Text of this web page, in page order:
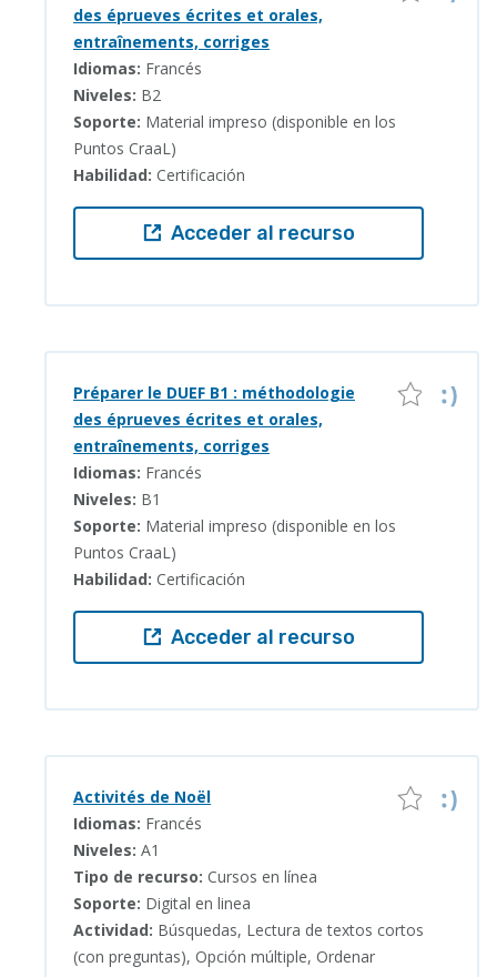
des éprueves écrites et orales,
entraînements, corriges
Idiomas: Francés
Niveles: B2
Soporte: Material impreso (disponible en los
Puntos CraaL)
Habilidad: Certificación
Acceder al recurso
Préparer le DUEF B1 : méthodologie
des éprueves écrites et orales,
entraînements, corriges
Idiomas: Francés
Niveles: B1
Soporte: Material impreso (disponible en los
Puntos CraaL)
Habilidad: Certificación
Acceder al recurso
Activités de Noël
Idiomas: Francés
Niveles: A1
Tipo de recurso: Cursos en línea
Soporte: Digital en linea
Actividad: Búsquedas, Lectura de textos cortos
(con preguntas), Opción múltiple, Ordenar